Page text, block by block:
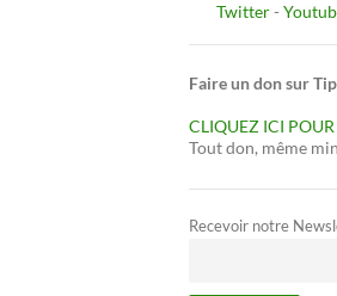
Twitter-
Faire un don sur
CLIQUEZ ICI
Tout don, même
Recevoir notre